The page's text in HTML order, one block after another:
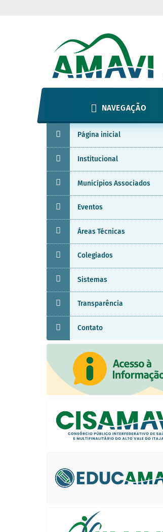
NAVEGAÇÃO
Página inicial
Institucional
Municípios Associados
Eventos
Áreas Técnicas
Colegiados
Sistemas
Transparência
Contato